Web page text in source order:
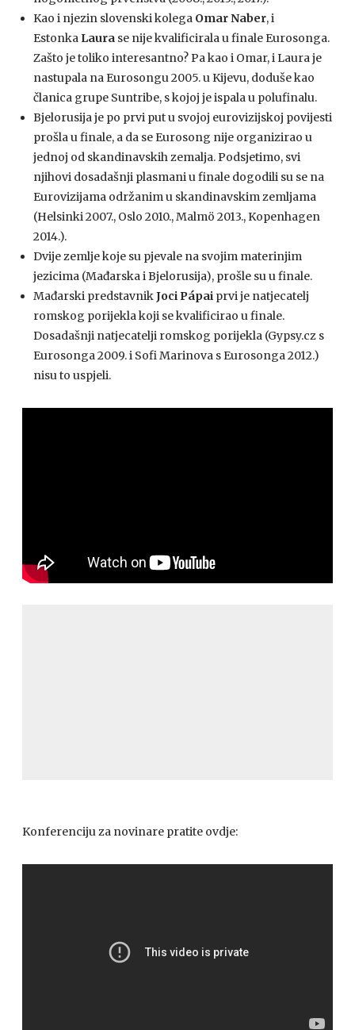
Kao i njezin slovenski kolega Omar Naber, i
Estonka Laura se nije kvalificirala u finale Eurosonga.
Zašto je toliko interesantno? Pa kao i Omar, i Laura je
nastupala na Eurosongu 2005. u Kijevu, doduše kao
članica grupe Suntribe, s kojoj je ispala u polufinalu.
Bjelorusija je po prvi put u svojoj eurovizijskoj povijesti
prošla u finale, a da se Eurosong nije organizirao u
jednoj od skandinavskih zemalja. Podsjetimo, svi
njihovi dosadašnji plasmani u finale dogodili su se na
Eurovizijama održanim u skandinavskim zemljama
(Helsinki 2007., Oslo 2010., Malmö 2013., Kopenhagen
2014.).
Dvije zemlje koje su pjevale na svojim materinjim
jezicima (Mađarska i Bjelorusija), prošle su u finale.
Mađarski predstavnikJoci Pápai prvi je natjecatelj
romskog porijekla koji se kvalificirao u finale.
Dosadašnji natjecatelji romskog porijekla (Gypsy.cz s
Eurosonga 2009. i Sofi Marinova s Eurosonga 2012.)
nisu to uspjeli.
Konferenciju za novinare pratite ovdje: